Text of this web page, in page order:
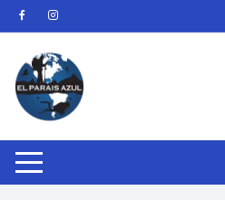
Saltar
al
contenido